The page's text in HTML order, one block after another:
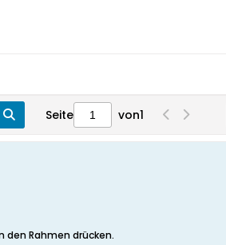
Seite von1
den Rahmen drücken.